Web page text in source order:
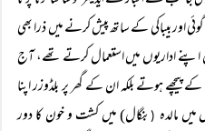
اور بیباکی کے ساتھ پیش کرنے میں ذرا بھی
اداریوں میں استعمال کرتے تھے، آج
ہوتے بلکہ ان کے گھر پر بلڈوزر اپنا
( بنگال) میں کشت و خون کا دور